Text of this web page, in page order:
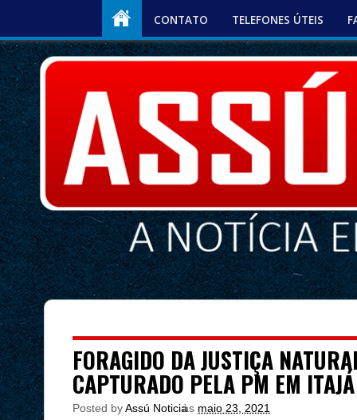
CONTATO TELEFONES ÚTEIS
FORAGIDO DA JUSTIÇA
CAPTURADO PELA PM EM ITAJÁ
Posted byAssú Noticia
às maio 23, 2021